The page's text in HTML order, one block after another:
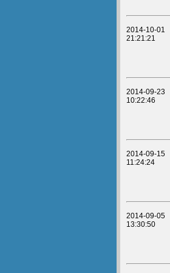
2014-10-01
21:21:21
2014-09-23
10:22:46
2014-09-15
11:24:24
2014-09-05
13:30:50